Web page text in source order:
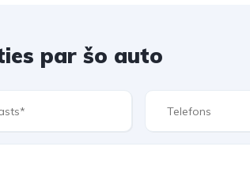
par šo auto